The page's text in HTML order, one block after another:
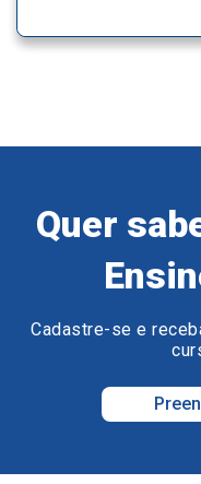
Quer
Cadastre-se e